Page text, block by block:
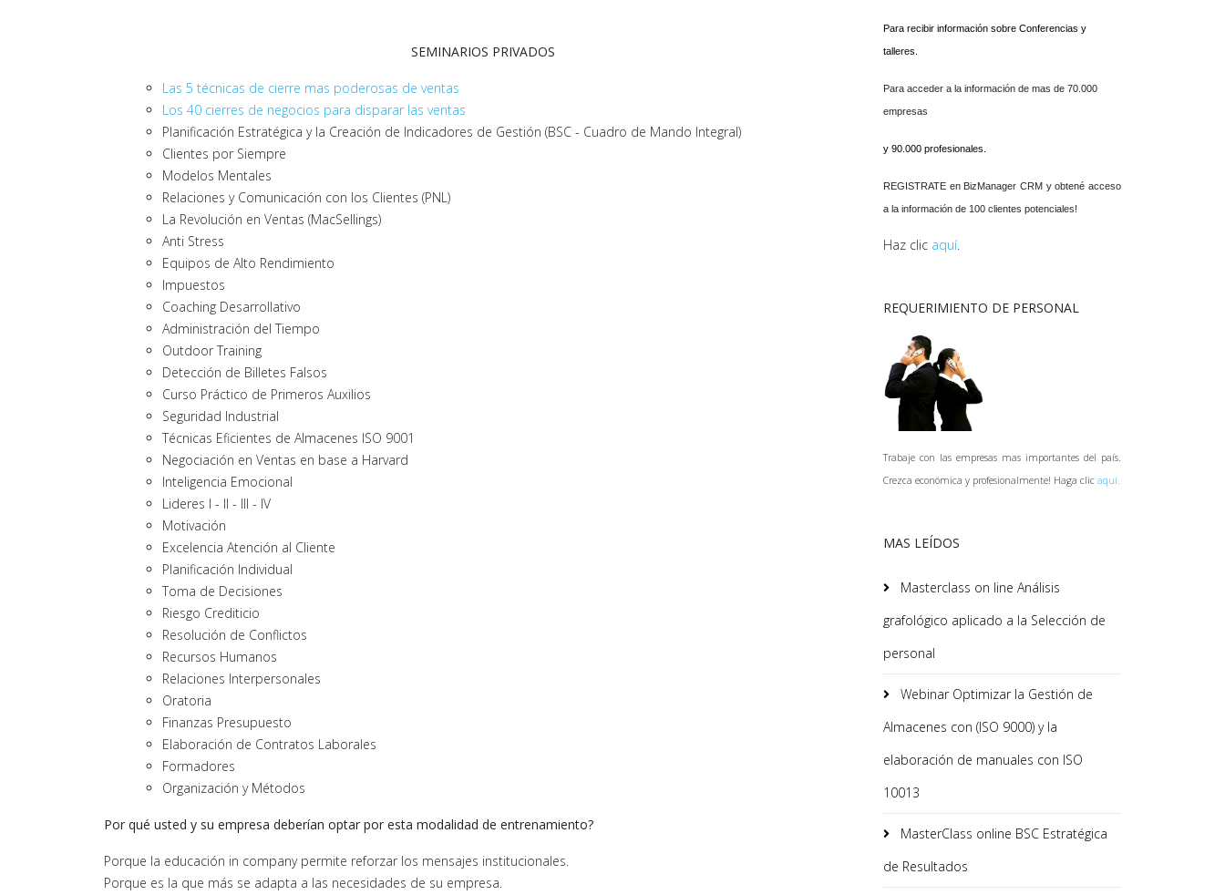
SEMINARIOS PRIVADOS
Las 5 técnicas de cierre mas poderosas de ventas
Los 40 cierres de negocios para disparar las ventas
Planificación Estratégica y la Creación de Indicadores de Gestión (BSC - Cuadro de Mando Integral)
Clientes por Siempre
Modelos Mentales
Relaciones y Comunicación con los Clientes (PNL)
La Revolución en Ventas (MacSellings)
Anti Stress
Equipos de Alto Rendimiento
Impuestos
Coaching Desarrollativo
Administración del Tiempo
Outdoor Training
Detección de Billetes Falsos
Curso Práctico de Primeros Auxilios
Seguridad Industrial
Técnicas Eficientes de Almacenes ISO 9001
Negociación en Ventas en base a Harvard
Inteligencia Emocional
Lideres I - II - III - IV
Motivación
Excelencia Atención al Cliente
Planificación Individual
Toma de Decisiones
Riesgo Crediticio
Resolución de Conflictos
Recursos Humanos
Relaciones Interpersonales
Oratoria
Finanzas Presupuesto
Elaboración de Contratos Laborales
Formadores
Organización y Métodos
Por qué usted y su empresa deberían optar por esta modalidad de entrenamiento?
Porque la educación in company permite reforzar los mensajes institucionales.
Porque es la que más se adapta a las necesidades de su empresa.
Para recibir información sobre Conferencias y
talleres.
Para acceder a la información de mas de 70.000
empresas
y 90.000 profesionales.
REGISTRATE en BizManager CRM y obtené acceso
a la información de 100 clientes potenciales!
Haz clic aquí.
REQUERIMIENTO DE PERSONAL
Trabaje con las empresas mas importantes del país.
Crezca económica y profesionalmente! Haga clic aquí.
MAS LEÍDOS
Masterclass on line Análisis
grafológico aplicado a la Selección de
personal
Webinar Optimizar la Gestión de
Almacenes con (ISO 9000) y la
elaboración de manuales con ISO
10013
MasterClass online BSC Estratégica
de Resultados